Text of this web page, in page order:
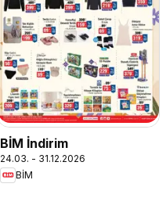
BİM İndirim
24.03. - 31.12.2026
BİM